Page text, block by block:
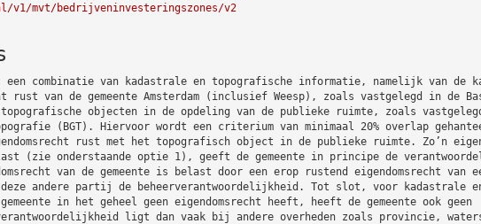
v1/mvt/bedrijveninvesteringszones/v2
een combinatie van kadastrale en topografische informatie, namelijk van de
rust van de gemeente Amsterdam (inclusief Weesp), zoals vastgelegd in de
topografische objecten in de opdeling van de publieke ruimte, zoals
(BGT). Hiervoor wordt een criterium van minimaal 20% overlap
rust met het topografisch object in de publieke ruimte. Zo’n
(zie onderstaande optie 1), geeft de gemeente in principe de
van de gemeente is belast door een erop rustend eigendomsrecht van
andere partij de beheerverantwoordelijkheid. Tot slot, voor kadastrale en
in het geheel geen eigendomsrecht heeft, heeft de gemeente ook geen
ligt dan vaak bij andere overheden zoals provincie,